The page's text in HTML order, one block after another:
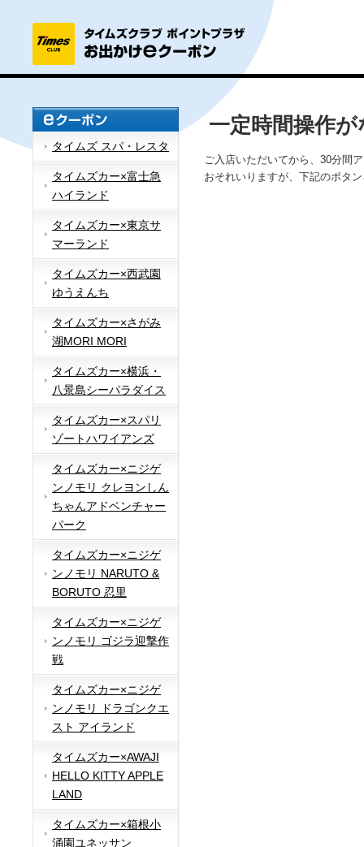
タイムズ スパ・レスタ
タイムズカー×富士急
ハイランド
タイムズカー×東京サ
マーランド
タイムズカー×西武園
ゆうえんち
タイムズカー×さがみ
湖MORI MORI
タイムズカー×横浜・
八景島シーパラダイス
タイムズカー×スパリ
ゾートハワイアンズ
タイムズカー×ニジゲ
ンノモリ クレヨンしん
ちゃんアドベンチャー
パーク
タイムズカー×ニジゲ
ンノモリ NARUTO &
BORUTO 忍里
タイムズカー×ニジゲ
ンノモリ ゴジラ迎撃作
戦
タイムズカー×ニジゲ
ンノモリ ドラゴンクエ
スト アイランド
タイムズカー×AWAJI
HELLO KITTY APPLE
LAND
タイムズカー×箱根小
涌園ユネッサン
一定時間操作
ご入店いただいてから、30分間
おそれいりますが、下記のボタ